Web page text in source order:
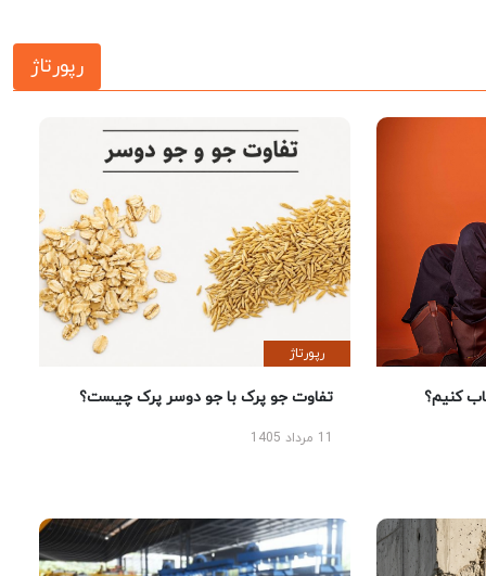
رپورتاژ
کنیم؟
رپورتاژ
تفاوت جو پرک با جو دوسر پرک چیست؟